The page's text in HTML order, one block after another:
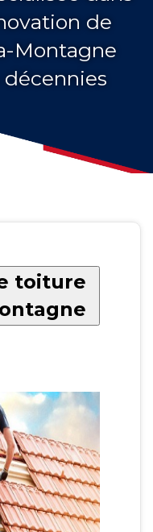
de
Montagne
toiture